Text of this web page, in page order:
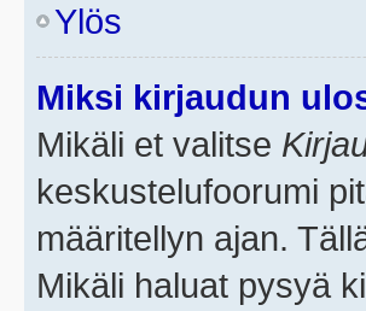
Ylös
Miksi kirjaudun
Mikäli et valitse
keskustelufoorumi
määritellyn ajan.
Mikäli haluat pysyä